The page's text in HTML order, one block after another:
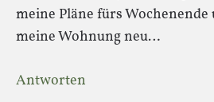
meine Pläne fürs Wochenende
meine Wohnung neu…
Antworten